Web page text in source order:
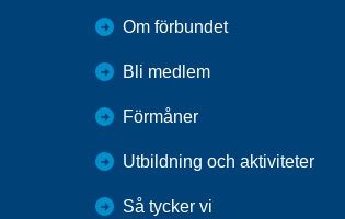
Om förbundet
Bli medlem
Förmåner
Utbildning och aktiviteter
Så tycker vi